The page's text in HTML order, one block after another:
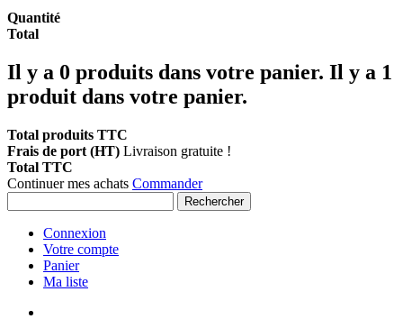
Quantité
Total
Il y a 0 produits dans votre panier. Il y a 1
produit dans votre panier.
Total produits TTC
Frais de port (HT) Livraison gratuite !
Total TTC
Continuer mes achats Commander
Rechercher
Connexion
Votre compte
Panier
Ma liste